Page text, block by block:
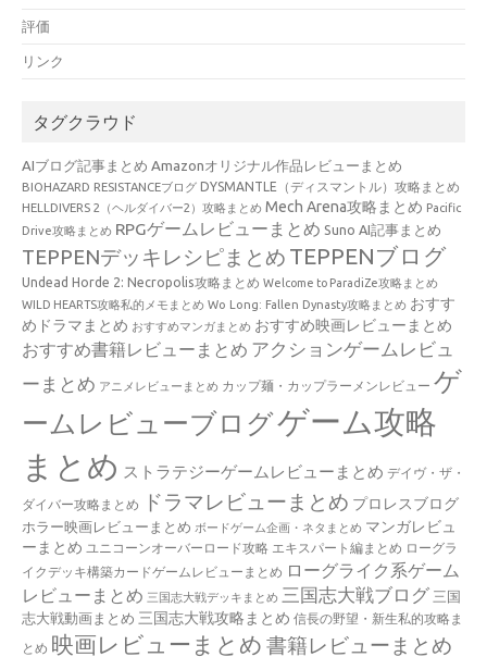
評価
リンク
タグクラウド
AIブログ記事まとめ Amazonオリジナル作品レビューまとめ
BIOHAZARD RESISTANCEブログ DYSMANTLE（ディスマントル）攻略まとめ
HELLDIVERS 2（ヘルダイバー2）攻略まとめ Mech Arena攻略まとめ Pacific
Drive攻略まとめ RPGゲームレビューまとめ Suno AI記事まとめ
TEPPENデッキレシピまとめ TEPPENブログ
Undead Horde 2: Necropolis攻略まとめ Welcome to ParadiZe攻略まとめ
WILD HEARTS攻略私的メモまとめ Wo Long: Fallen Dynasty攻略まとめ おすす
めドラマまとめ おすすめマンガまとめ おすすめ映画レビューまとめ
おすすめ書籍レビューまとめ アクションゲームレビュ
ーまとめ アニメレビューまとめ カップ麺・カップラーメンレビュー ゲ
ームレビューブログゲーム攻略
まとめ ストラテジーゲームレビューまとめ デイヴ・ザ・
ダイバー攻略まとめ ドラマレビューまとめ プロレスブログ
ホラー映画レビューまとめ ボードゲーム企画・ネタまとめ マンガレビュ
ーまとめ ユニコーンオーバーロード攻略 エキスパート編まとめ ローグラ
イクデッキ構築カードゲームレビューまとめ ローグライク系ゲーム
レビューまとめ 三国志大戦デッキまとめ 三国志大戦ブログ 三国
志大戦動画まとめ 三国志大戦攻略まとめ 信長の野望・新生私的攻略ま
とめ 映画レビューまとめ 書籍レビューまとめ